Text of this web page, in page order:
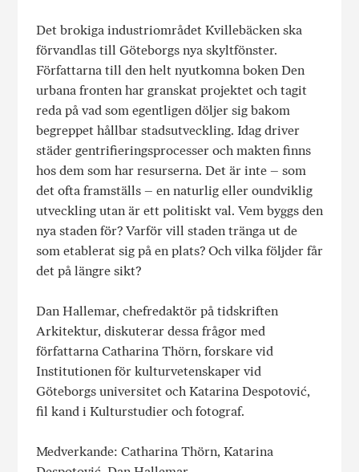
Det brokiga industriområdet Kvillebäcken ska
förvandlas till Göteborgs nya skyltfönster.
Författarna till den helt nyutkomna boken Den
urbana fronten har granskat projektet och tagit
reda på vad som egentligen döljer sig bakom
begreppet hållbar stadsutveckling. Idag driver
städer gentrifieringsprocesser och makten finns
hos dem som har resurserna. Det är inte – som
det ofta framställs – en naturlig eller oundviklig
utveckling utan är ett politiskt val. Vem byggs den
nya staden för? Varför vill staden tränga ut de
som etablerat sig på en plats? Och vilka följder får
det på längre sikt?
Dan Hallemar, chefredaktör på tidskriften
Arkitektur, diskuterar dessa frågor med
författarna Catharina Thörn, forskare vid
Institutionen för kulturvetenskaper vid
Göteborgs universitet och Katarina Despotović,
fil kand i Kulturstudier och fotograf.
Medverkande: Catharina Thörn, Katarina